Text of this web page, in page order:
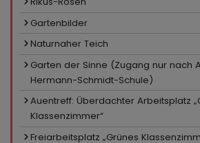
Gartenbilder
Naturnaher Teich
Garten der Sinne (Zugang nur nach
Hermann-Schmidt-Schule)
Auentreff: Überdachter Arbeitsplatz
Klassenzimmer“
Freiarbeitsplatz „Grünes